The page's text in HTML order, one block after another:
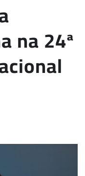
na 24ª